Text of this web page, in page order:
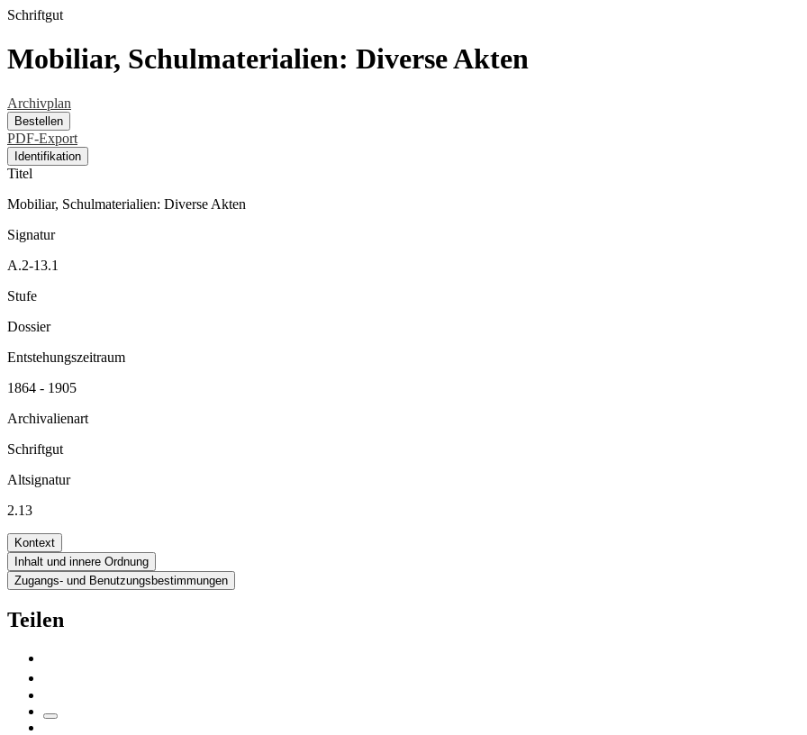
Schriftgut
Mobiliar, Schulmaterialien: Diverse Akten
Archivplan
Bestellen
PDF-Export
Identifikation
Titel
Mobiliar, Schulmaterialien: Diverse Akten
Signatur
A.2-13.1
Stufe
Dossier
Entstehungszeitraum
1864 - 1905
Archivalienart
Schriftgut
Altsignatur
2.13
Kontext
Inhalt und innere Ordnung
Zugangs- und Benutzungsbestimmungen
Teilen